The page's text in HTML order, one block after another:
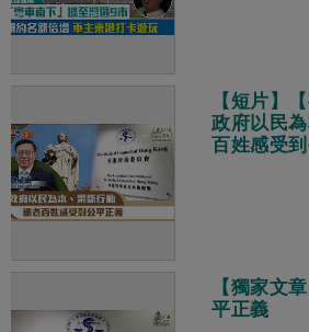
【短片】
政府以民
百姓感受
【獨家文
平正義